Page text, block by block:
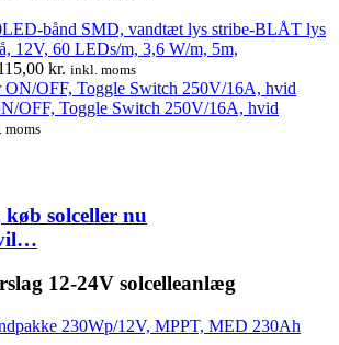
12V, 60 LEDs/m, 3,6 W/m, 5m,
kr. inkl. moms
OFF, Toggle Switch 250V/16A, hvid
moms
solceller nu
12-24V solcelleanlæg